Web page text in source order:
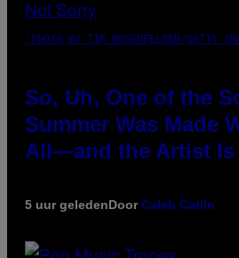
(PHOTO BY TIM MOSENFELDER/GETTY
So, Uh, One of the
Summer Was Made
All—and the Artist Is
5 uur geledenDoorCaleb Catlin